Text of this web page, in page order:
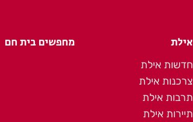
אילת
חדשות אילת
צרכנות אילת
תרבות אילת
תיירות אילת
מחפשים בית חם